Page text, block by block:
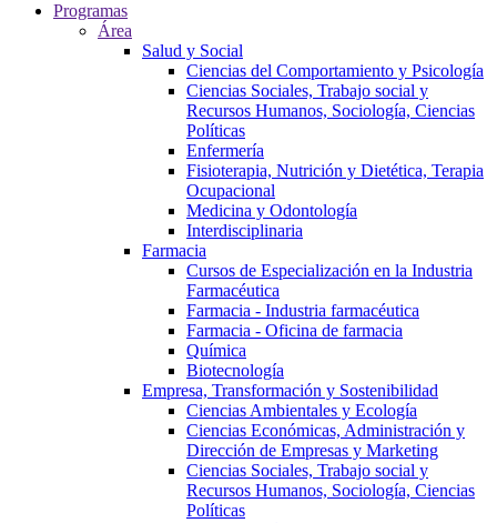
Programas
Área
Salud y Social
Ciencias del Comportamiento y Psicología
Ciencias Sociales, Trabajo social y
Recursos Humanos, Sociología, Ciencias
Políticas
Enfermería
Fisioterapia, Nutrición y Dietética, Terapia
Ocupacional
Medicina y Odontología
Interdisciplinaria
Farmacia
Cursos de Especialización en la Industria
Farmacéutica
Farmacia - Industria farmacéutica
Farmacia - Oficina de farmacia
Química
Biotecnología
Empresa, Transformación y Sostenibilidad
Ciencias Ambientales y Ecología
Ciencias Económicas, Administración y
Dirección de Empresas y Marketing
Ciencias Sociales, Trabajo social y
Recursos Humanos, Sociología, Ciencias
Políticas